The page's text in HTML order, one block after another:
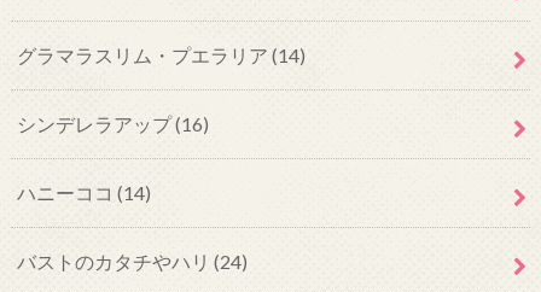
グラマラスリム・プエラリア (14)
シンデレラアップ(16)
ハニーココ (14)
バストのカタチやハリ (24)